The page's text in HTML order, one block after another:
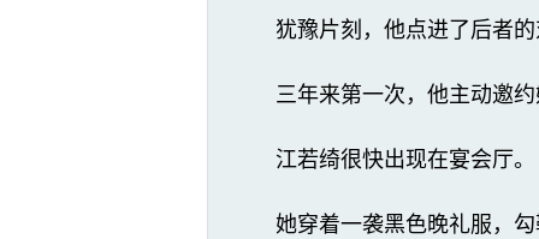
犹豫片刻，他点进了后者
三年来第一次，他主动邀
江若绮很快出现在宴会厅。
她穿着一袭黑色晚礼服，